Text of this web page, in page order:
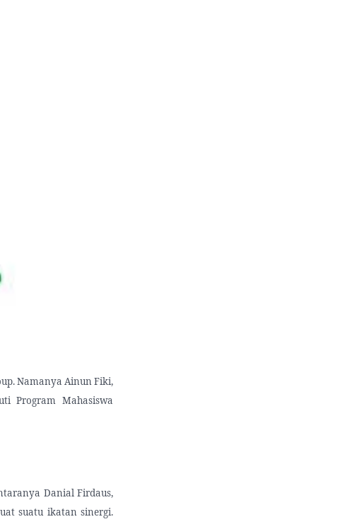
Namanya Ainun Fiki,
Program Mahasiswa
Danial Firdaus,
suatu ikatan sinergi.